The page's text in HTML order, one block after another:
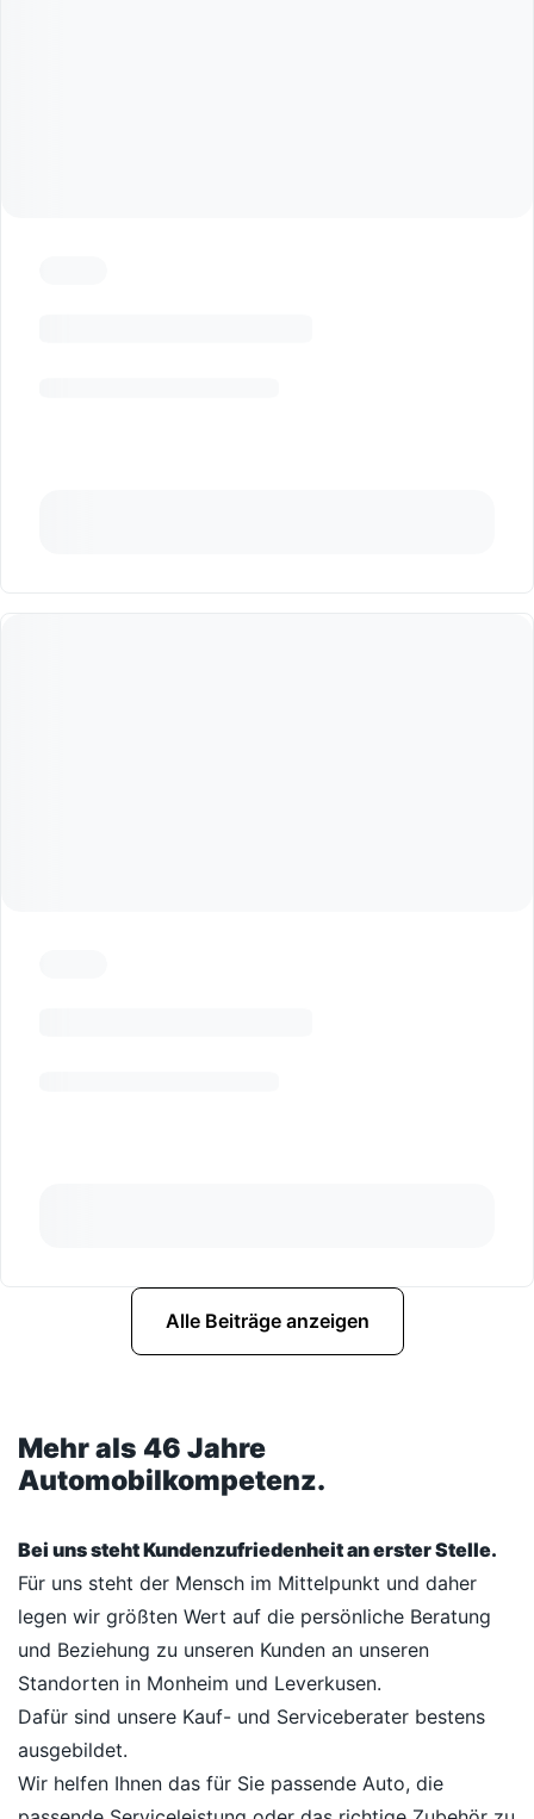
Alle Beiträge anzeigen
Mehr als 46 Jahre
Automobilkompetenz.
Bei uns steht Kundenzufriedenheit an erster Stelle.
Für uns steht der Mensch im Mittelpunkt und daher
legen wir größten Wert auf die persönliche Beratung
und Beziehung zu unseren Kunden an unseren
Standorten in Monheim und Leverkusen.
Dafür sind unsere Kauf- und Serviceberater bestens
ausgebildet.
Wir helfen Ihnen das für Sie passende Auto, die